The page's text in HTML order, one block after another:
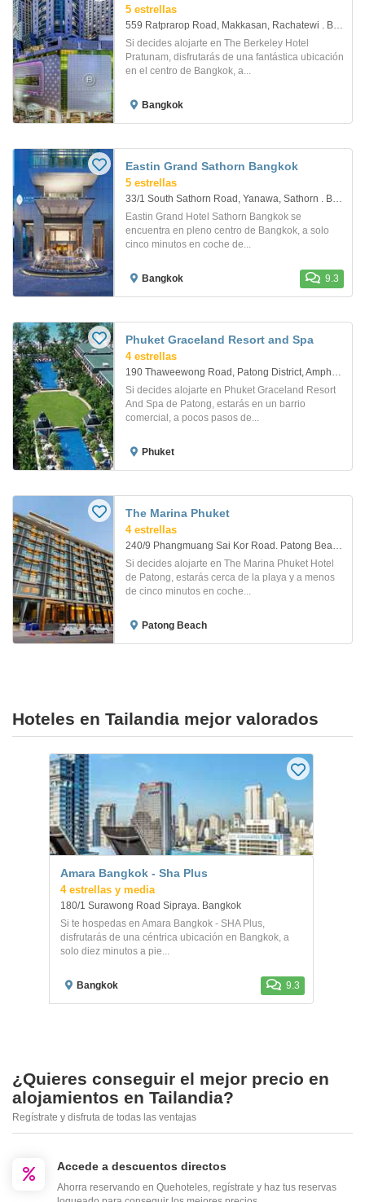
5 estrellas
Si decides alojarte en The Berkeley Hotel
Pratunam, disfrutarás de una fantástica ubicación
en el centro de Bangkok, a...
Bangkok
Eastin Grand Sathorn Bangkok
5 estrellas
Eastin Grand Hotel Sathorn Bangkok se
encuentra en pleno centro de Bangkok, a solo
cinco minutos en coche de...
Bangkok 9.3
Phuket Graceland Resort and Spa
4 estrellas
Si decides alojarte en Phuket Graceland Resort
And Spa de Patong, estarás en un barrio
comercial, a pocos pasos de...
Phuket
The Marina Phuket
4 estrellas
Si decides alojarte en The Marina Phuket Hotel
de Patong, estarás cerca de la playa y a menos
de cinco minutos en coche...
Patong Beach
Hoteles en Tailandia mejor valorados
Amara Bangkok - Sha Plus
4 estrellas y media
180/1 Surawong Road Sipraya. Bangkok
Si te hospedas en Amara Bangkok - SHA Plus,
disfrutarás de una céntrica ubicación en Bangkok, a
solo diez minutos a pie...
Bangkok 9.3
¿Quieres conseguir el mejor precio en
alojamientos en Tailandia?
Regístrate y disfruta de todas las ventajas
Accede a descuentos directos
Ahorra reservando en Quehoteles, regístrate y haz tus reservas